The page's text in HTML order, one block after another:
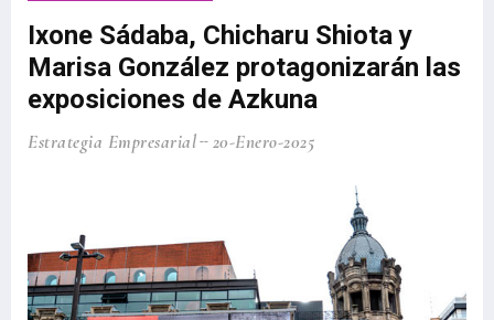
Ixone Sádaba, Chicharu Shiota y
Marisa González protagonizarán las
exposiciones de Azkuna
Estrategia Empresarial 20-Enero-2025